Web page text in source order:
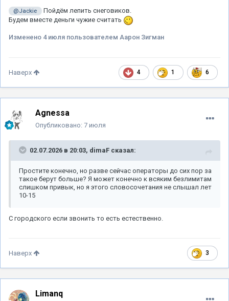
@Jackie
Пойдём лепить снеговиков.
Будем вместе деньги чужие считать
Изменено 4 июля пользователем Аарон Зигман
4 1 6
Наверх
Agnessa
Опубликовано: 7 июля
02.07.2026 в 20:03, dimaF сказал:
Простите конечно, но разве сейчас операторы до сих пор за
такое берут больше? Я может конечно к всяким безлимитам
слишком привык, но я этого словосочетания не слышал лет
10-15
С городского если звонить то есть естественно.
3
Наверх
Limanq